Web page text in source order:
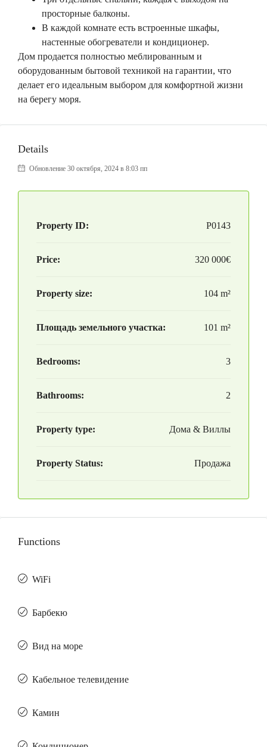
просторные балконы.
В каждой комнате есть встроенные шкафы,
настенные обогреватели и кондиционер.
Дом продается полностью меблированным и
оборудованным бытовой техникой на гарантии, что
делает его идеальным выбором для комфортной жизни
на берегу моря.
Details
Обновление 30 октября, 2024 в 8:03 пп
Property ID: P0143
Price: 320 000€
Property size: 104 m²
Площадь земельного участка: 101 m²
Bedrooms: 3
Bathrooms: 2
Property type: Дома & Виллы
Property Status: Продажа
Functions
WiFi
Барбекю
Вид на море
Кабельное телевидение
Камин